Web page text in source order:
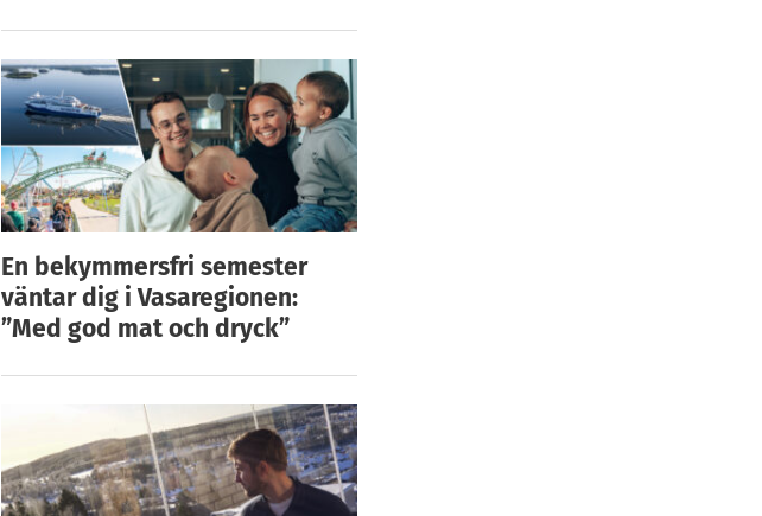
En bekymmersfri semester
väntar dig i Vasaregionen:
”Med god mat och dryck”